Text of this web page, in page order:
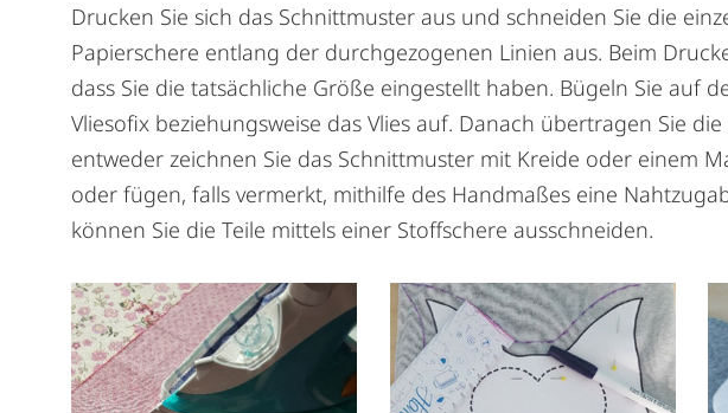
Drucken Sie sich das Schnittmuster aus und schneiden Sie die
Papierschere entlang der durchgezogenen Linien aus. Beim
dass Sie die tatsächliche Größe eingestellt haben. Bügeln Sie auf
Vliesofix beziehungsweise das Vlies auf. Danach übertragen Sie
entweder zeichnen Sie das Schnittmuster mit Kreide oder einem
oder fügen, falls vermerkt, mithilfe des Handmaßes eine
können Sie die Teile mittels einer Stoffschere ausschneiden.